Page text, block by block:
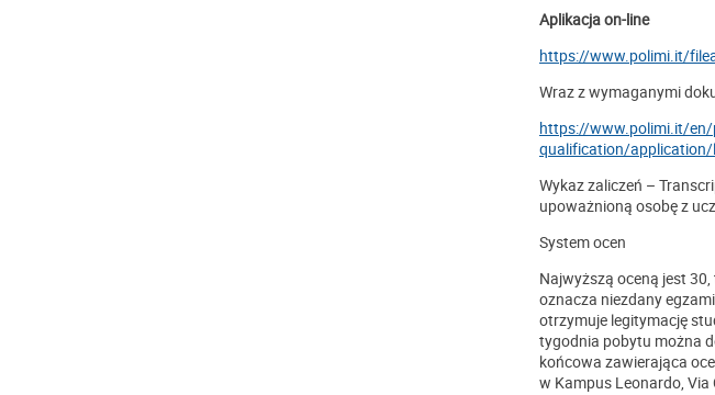
Aplikacja on-line
https://www.polimi.it/
Wraz z wymaganymi
https://www.polimi.it/
qualification/application/
Wykaz zaliczeń –
upoważnioną osobę z
System ocen
Najwyższą oceną jest
oznacza niezdany
otrzymuje legitymację
tygodnia pobytu można
końcowa zawierająca
w Kampus Leonardo, Via